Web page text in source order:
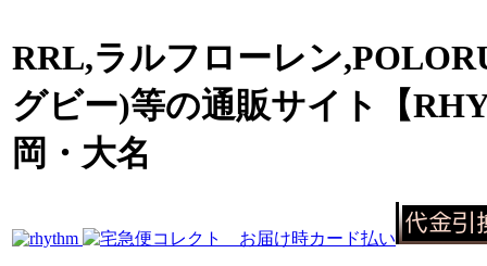
RRL,ラルフローレン
グビー)等の通販サイト【
岡・大名